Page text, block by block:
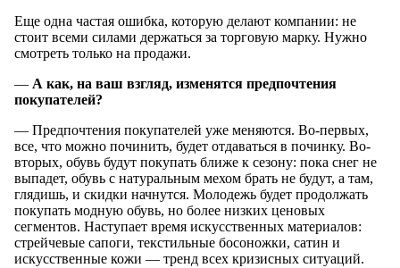
Еще одна частая ошибка, которую делают компании: не
стоит всеми силами держаться за торговую марку. Нужно
смотреть только на продажи.
— А как, на ваш взгляд, изменятся предпочтения
покупателей?
— Предпочтения покупателей уже меняются. Во-первых,
все, что можно починить, будет отдаваться в починку. Во-
вторых, обувь будут покупать ближе к сезону: пока снег не
выпадет, обувь с натуральным мехом брать не будут, а там,
глядишь, и скидки начнутся. Молодежь будет продолжать
покупать модную обувь, но более низких ценовых
сегментов. Наступает время искусственных материалов:
стрейчевые сапоги, текстильные босоножки, сатин и
искусственные кожи — тренд всех кризисных ситуаций.